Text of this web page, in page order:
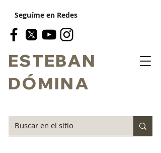
ESTEBAN
DÓMINA
Seguíme en Redes